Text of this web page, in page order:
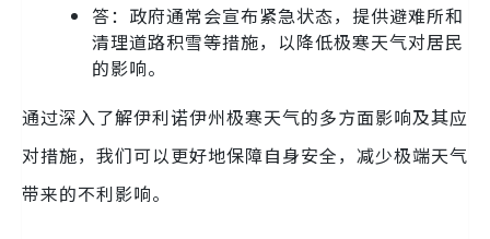
答：政府通常会宣布紧急状态，提供避难所和
清理道路积雪等措施，以降低极寒天气对居民
的影响。
通过深入了解伊利诺伊州极寒天气的多方面影响及其应
对措施，我们可以更好地保障自身安全，减少极端天气
带来的不利影响。